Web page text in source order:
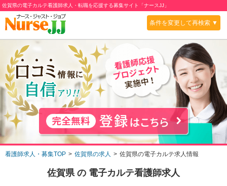
佐賀県の電子カルテ看護師求人・転職を応援する募集サイト「ナースJJ」
条件を変更して再検索 ▼
看護師求人・募集TOP 佐賀県の求人 佐賀県の電子カルテ求人情報
佐賀県の 電子カルテ看護師求人